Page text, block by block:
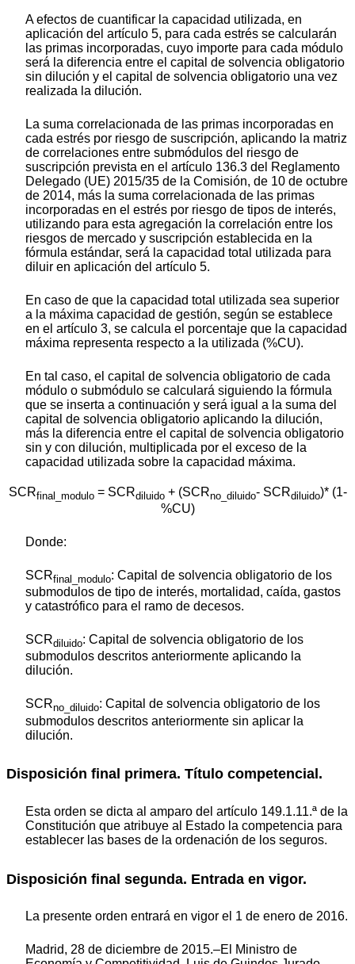
A efectos de cuantificar la capacidad utilizada, en
aplicación del artículo 5, para cada estrés se calcularán
las primas incorporadas, cuyo importe para cada módulo
será la diferencia entre el capital de solvencia obligatorio
sin dilución y el capital de solvencia obligatorio una vez
realizada la dilución.
La suma correlacionada de las primas incorporadas en
cada estrés por riesgo de suscripción, aplicando la matriz
de correlaciones entre submódulos del riesgo de
suscripción prevista en el artículo 136.3 del Reglamento
Delegado (UE) 2015/35 de la Comisión, de 10 de octubre
de 2014, más la suma correlacionada de las primas
incorporadas en el estrés por riesgo de tipos de interés,
utilizando para esta agregación la correlación entre los
riesgos de mercado y suscripción establecida en la
fórmula estándar, será la capacidad total utilizada para
diluir en aplicación del artículo 5.
En caso de que la capacidad total utilizada sea superior
a la máxima capacidad de gestión, según se establece
en el artículo 3, se calcula el porcentaje que la capacidad
máxima representa respecto a la utilizada (%CU).
En tal caso, el capital de solvencia obligatorio de cada
módulo o submódulo se calculará siguiendo la fórmula
que se inserta a continuación y será igual a la suma del
capital de solvencia obligatorio aplicando la dilución,
más la diferencia entre el capital de solvencia obligatorio
sin y con dilución, multiplicada por el exceso de la
capacidad utilizada sobre la capacidad máxima.
SCRfinal_modulo= SCRdiluido + (SCRno_diluido- SCRdiluido)* (1-
%CU)
Donde:
SCRfinal_modulo: Capital de solvencia obligatorio de los
submodulos de tipo de interés, mortalidad, caída, gastos
y catastrófico para el ramo de decesos.
SCRdiluido: Capital de solvencia obligatorio de los
submodulos descritos anteriormente aplicando la
dilución.
SCRno_diluido: Capital de solvencia obligatorio de los
submodulos descritos anteriormente sin aplicar la
dilución.
Disposición final primera. Título competencial.
Esta orden se dicta al amparo del artículo 149.1.11.ª de la
Constitución que atribuye al Estado la competencia para
establecer las bases de la ordenación de los seguros.
Disposición final segunda. Entrada en vigor.
La presente orden entrará en vigor el 1 de enero de 2016.
Madrid, 28 de diciembre de 2015.–El Ministro de